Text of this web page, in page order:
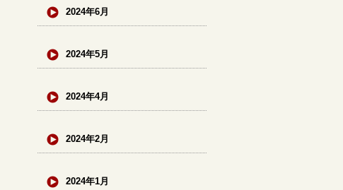
2024年6月
2024年5月
2024年4月
2024年2月
2024年1月